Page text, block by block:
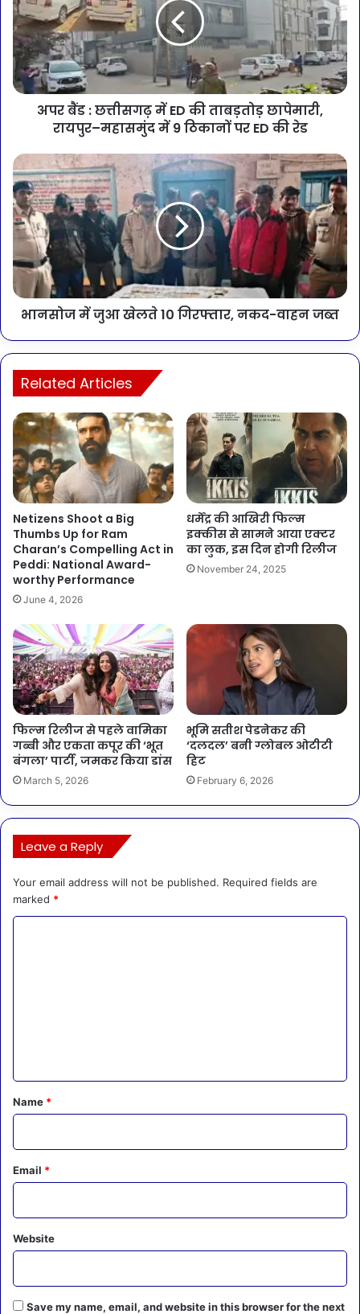
अपर बैंड : छत्तीसगढ़ में ED की ताबड़तोड़ छापेमारी,
रायपुर–महासमुंद में 9 ठिकानों पर ED की रेड
भानसोज में जुआ खेलते 10 गिरफ्तार, नकद-वाहन जब्त
Related Articles
Netizens Shoot a Big
Thumbs Up for Ram
Charan’s Compelling Act in
Peddi: National Award-
worthy Performance
June 4, 2026
धर्मेंद्र की आखिरी फिल्म
इक्कीस से सामने आया एक्टर
का लुक, इस दिन होगी रिलीज
November 24, 2025
फिल्म रिलीज से पहले वामिका
गब्बी और एकता कपूर की ‘भूत
बंगला’ पार्टी, जमकर किया डांस
March 5, 2026
भूमि सतीश पेडनेकर की
‘दलदल’ बनी ग्लोबल ओटीटी
हिट
February 6, 2026
Leave a Reply
Your email address will not be published. Required fields are
marked *
*
Name *
Email *
Website
Save my name, email, and website in this browser for the next